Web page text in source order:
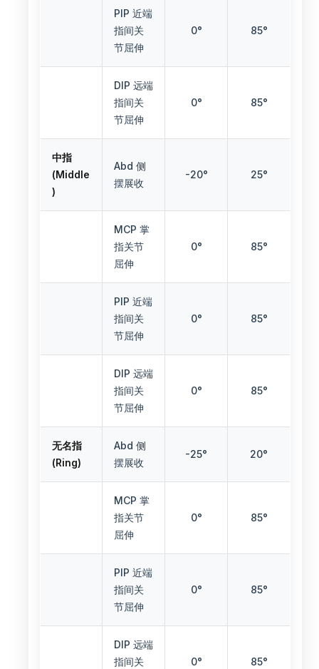
PIP 近端
指间关
节屈伸
0° 85°
DIP 远端
指间关
节屈伸
0° 85°
中指
(Middle
)
Abd 侧
摆展收
-20° 25°
MCP 掌
指关节
屈伸
0° 85°
PIP 近端
指间关
节屈伸
0° 85°
DIP 远端
指间关
节屈伸
0° 85°
无名指
(Ring)
Abd 侧
摆展收
-25° 20°
MCP 掌
指关节
屈伸
0° 85°
PIP 近端
指间关
节屈伸
0° 85°
DIP 远端
指间关
0° 85°